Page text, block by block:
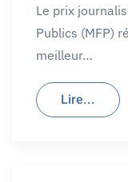
Le prix
Publics (MFP)
meilleur…
Lire...